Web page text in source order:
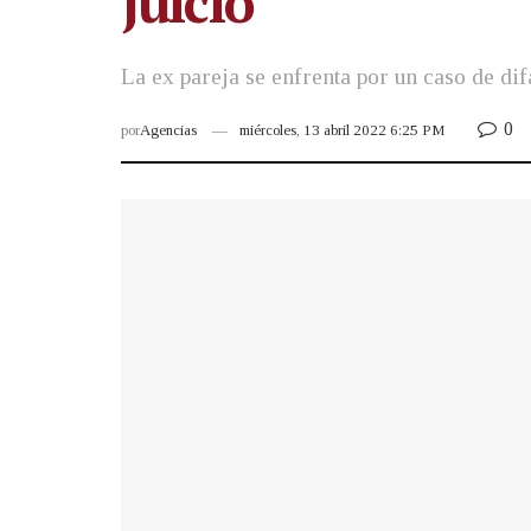
La ex pareja se enfrenta por un caso de
porAgencias miércoles, 13 abril 2022 6:25 PM 0